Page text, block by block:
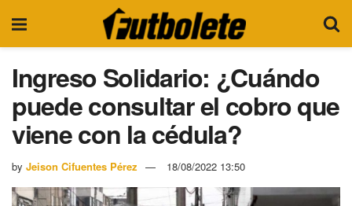
Ingreso Solidario: ¿Cuándo
puede consultar el cobro que
viene con la cédula?
by Jeison Cifuentes Pérez 18/08/2022 13:50